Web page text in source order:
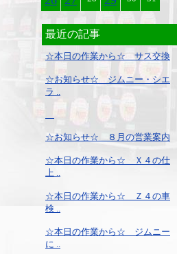
最近の記事
☆本日の作業から☆ サス交換
☆お知らせ☆ ジムニー・シエ
ラ ..
☆お知らせ☆ ８月の営業案内
☆本日の作業から☆ Ｘ４の仕
上 ..
☆本日の作業から☆ Ｚ４の車
検 ..
☆本日の作業から☆ ジムニー
に ..